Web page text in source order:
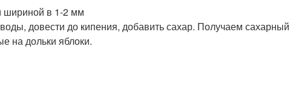
шириной в 1-2 мм
довести до кипения, добавить сахар. Получаем
на дольки яблоки.